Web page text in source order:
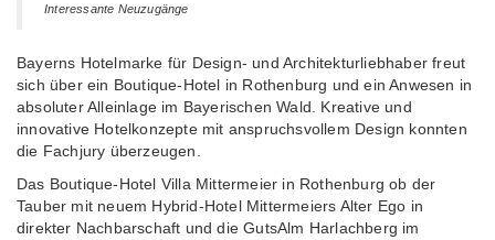
Interessante Neuzugänge
Bayerns Hotelmarke für Design- und Architekturliebhaber freut
sich über ein Boutique-Hotel in Rothenburg und ein Anwesen in
absoluter Alleinlage im Bayerischen Wald. Kreative und
innovative Hotelkonzepte mit anspruchsvollem Design konnten
die Fachjury überzeugen.
Das Boutique-Hotel Villa Mittermeier in Rothenburg ob der
Tauber mit neuem Hybrid-Hotel Mittermeiers Alter Ego in
direkter Nachbarschaft und die GutsAlm Harlachberg im